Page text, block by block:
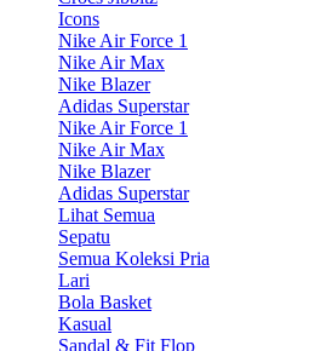
Icons
Nike Air Force 1
Nike Air Max
Nike Blazer
Adidas Superstar
Nike Air Force 1
Nike Air Max
Nike Blazer
Adidas Superstar
Lihat Semua
Sepatu
Semua Koleksi Pria
Lari
Bola Basket
Kasual
Sandal & Fit Flop